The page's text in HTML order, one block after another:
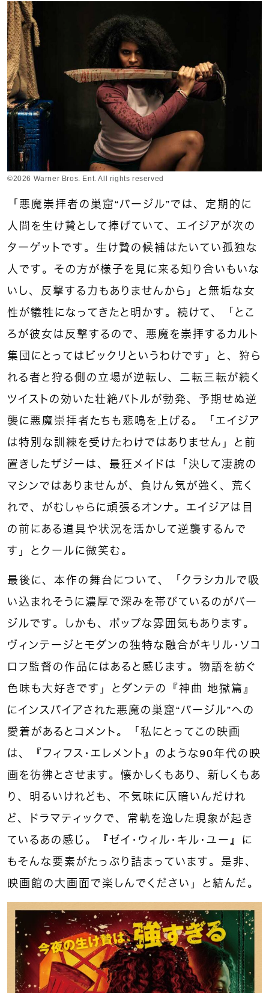
©2026 Warner Bros. Ent. All rights reserved
「悪魔崇拝者の巣窟“バージル”では、定期的に
人間を生け贄として捧げていて、エイジアが次の
ターゲットです。生け贄の候補はたいてい孤独な
人です。その方が様子を見に来る知り合いもいな
いし、反撃する力もありませんから」と無垢な女
性が犠牲になってきたと明かす。続けて、「とこ
ろが彼女は反撃するので、悪魔を崇拝するカルト
集団にとってはビックリというわけです」と、狩ら
れる者と狩る側の立場が逆転し、二転三転が続く
ツイストの効いた壮絶バトルが勃発、予期せぬ逆
襲に悪魔崇拝者たちも悲鳴を上げる。「エイジア
は特別な訓練を受けたわけではありません」と前
置きしたザジーは、最狂メイドは「決して凄腕の
マシンではありませんが、負けん気が強く、荒く
れで、がむしゃらに頑張るオンナ。エイジアは目
の前にある道具や状況を活かして逆襲するんで
す」とクールに微笑む。
最後に、本作の舞台について、「クラシカルで吸
い込まれそうに濃厚で深みを帯びているのがバー
ジルです。しかも、ポップな雰囲気もあります。
ヴィンテージとモダンの独特な融合がキリル・ソコ
ロフ監督の作品にはあると感じます。物語を紡ぐ
色味も大好きです」とダンテの『神曲 地獄篇』
にインスパイアされた悪魔の巣窟“バージル”への
愛着があるとコメント。「私にとってこの映画
は、『フィフス・エレメント』のような90年代の映
画を彷彿とさせます。懐かしくもあり、新しくもあ
り、明るいけれども、不気味に仄暗いんだけれ
ど、ドラマティックで、常軌を逸した現象が起き
ているあの感じ。『ゼイ・ウィル・キル・ユー』に
もそんな要素がたっぷり詰まっています。是非、
映画館の大画面で楽しんでください」と結んだ。